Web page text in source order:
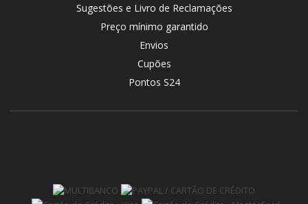
Sugestões e Livro de Reclamações
Preço mínimo garantido
Envios
Cupões
Pontos S24